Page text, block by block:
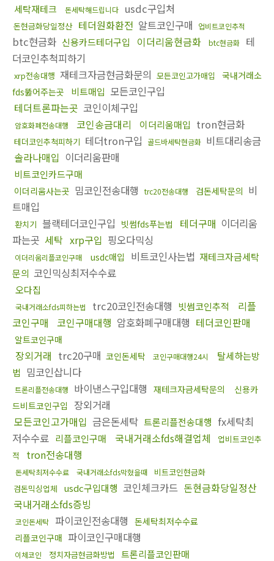
세탁재테크 돈세탁해드립니다 usdc구입처
돈현금화당일정산 테더원화환전 알트코인구매 업비트코인추적
btc현금화 신용카드테더구입 이더리움현금화 btc현금화
테
더코인추척피하기
xrp전송대행 재테크자금현금화문의 모든코인고가매입
국내거래소
fds뚫어주는곳
비트매입 모든코인구입
테더트론파는곳 코인이체구입
암호화폐전송대행 코인송금대리 이더리움매입 tron현금화
테더코인추척피하기 테더tron구입 골드바세탁현금화 비트대리송금
솔라나매입 이더리움판매
비트코인카드구매
이더리움사는곳 밈코인전송대행 trc20전송대행 검돈세탁문의 비
트매입
환치기 블랙테더코인구입 빗썸fds푸는법 테더구매 이더리움
파는곳 세탁 xrp구입 핑오다믹싱
이더리움리플코인구매 usdc매입 비트코인사는법 재테크자금세탁
문의 코인믹싱최저수수료
오다집
국내거래소fds피하는법 trc20코인전송대행 빗썸코인추적
리플
코인구매
코인구매대행 암호화폐구매대행 테더코인판매
알트코인구매
장외거래 trc20구매 코인돈세탁 코인구매대행24시
탈세하는방
법 밈코인삽니다
트론리플전송대행 바이낸스구입대행 재테크자금세탁문의
신용카
드비트코인구입
장외거래
모든코인고가매입 금은돈세탁 트론리플전송대행 fx세탁최
저수수료 리플코인구매 국내거래소fds해결업체
업비트코인추
적
tron전송대행
돈세탁최저수수료 국내거래소fds막혔을때
비트코인현금화
검돈믹싱업체
usdc구입대행 코인체크카드 돈현금화당일정산
국내거래소fds증빙
코인돈세탁 파이코인전송대행 돈세탁최저수수료
리플코인구매 파이코인구매대행
이체코인 정치자금현금화방법 트론리플코인판매